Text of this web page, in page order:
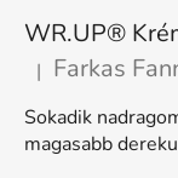
A termék
| Farkas
Sokadik
magasabb